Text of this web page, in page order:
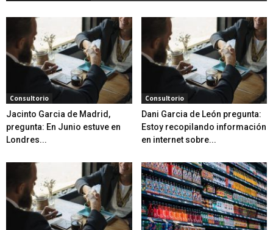
Consultorio
Jacinto Garcia de Madrid,
pregunta: En Junio estuve en
Londres...
Consultorio
Dani Garcia de León pregunta:
Estoy recopilando información
en internet sobre...